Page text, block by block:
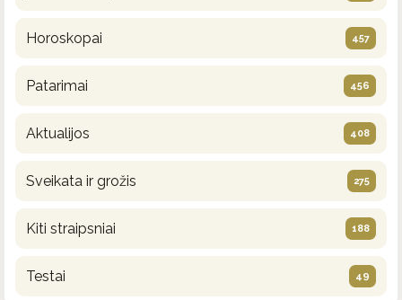
Horoskopai 457
Patarimai 456
Aktualijos 408
Sveikata ir grožis 275
Kiti straipsniai 188
Testai 49